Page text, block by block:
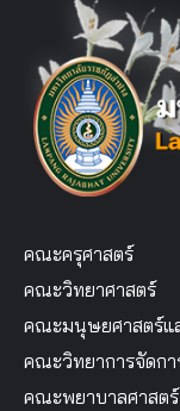
คณะครุศาสตร์
คณะวิทยาศาสตร์
คณะมนุษยศาสตร์แ
คณะวิทยาการจัดกา
คณะพยาบาลศาสตร์